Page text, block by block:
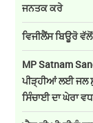
ਜਨਤਕ ਕਰੇ
ਵਿਜੀਲੈਂਸ ਬਿਊਰੋ
MP Satnam
ਪੀੜ੍ਹੀਆਂ ਲਈ ਜਲ
ਸਿੰਚਾਈ ਦਾ ਘੇਰਾ